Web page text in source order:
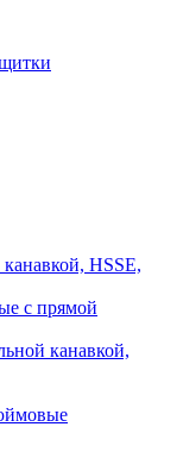
HSSE,
с прямой
канавкой,